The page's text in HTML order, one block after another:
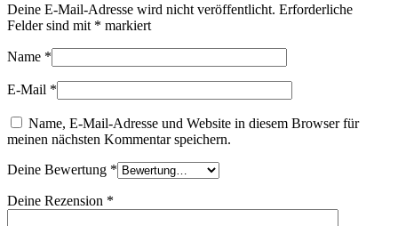
Deine E-Mail-Adresse wird nicht veröffentlicht. Erforderliche
Felder sind mit * markiert
Name *
E-Mail *
Name, E-Mail-Adresse und Website in diesem Browser für
meinen nächsten Kommentar speichern.
Deine Bewertung *
Deine Rezension *